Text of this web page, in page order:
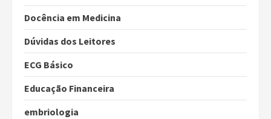
Docência em Medicina
Dúvidas dos Leitores
ECG Básico
Educação Financeira
embriologia